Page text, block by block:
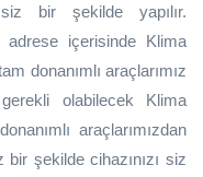
bir şekilde yapılır.
içerisinde Klima
donanımlı araçlarımız
olabilecek Klima
araçlarımızdan
şekilde cihazınızı siz